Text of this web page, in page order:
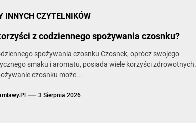
INNYCH CZYTELNIKÓW
z codziennego spożywania czosnku?
spożywania czosnku Czosnek, oprócz swojego
smaku i aromatu, posiada wiele korzyści zdrowotnych.
czosnku może...
3 Sierpnia 2026